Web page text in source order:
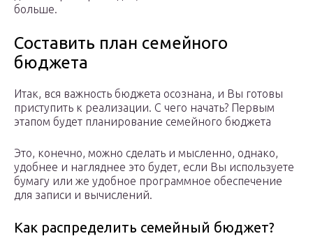
больше.
Составить план семейного
бюджета
Итак, вся важность бюджета осознана, и Вы готовы
приступить к реализации. С чего начать? Первым
этапом будет планирование семейного бюджета
Это, конечно, можно сделать и мысленно, однако,
удобнее и нагляднее это будет, если Вы используете
бумагу или же удобное программное обеспечение
для записи и вычислений.
Как распределить семейный бюджет?